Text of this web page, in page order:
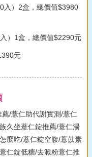
入）2盒，總價值$3980
）1盒，總價值$2290元
元
/薏仁助代謝實測/薏仁
久坐薏仁錠推薦/薏仁湯
麼吃/薏仁錠空腹/薏苡素
仁錠低糖/去澱粉薏仁推